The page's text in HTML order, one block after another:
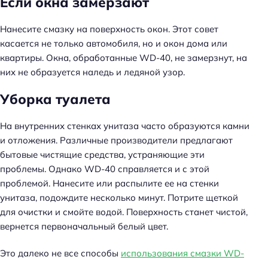
Нанесите смазку на поверхность окон. Этот совет
касается не только автомобиля, но и окон дома или
квартиры. Окна, обработанные WD-40, не замерзнут, на
них не образуется наледь и ледяной узор.
Уборка туалета
На внутренних стенках унитаза часто образуются камни
и отложения. Различные производители предлагают
бытовые чистящие средства, устраняющие эти
проблемы. Однако WD-40 справляется и с этой
проблемой. Нанесите или распылите ее на стенки
унитаза, подождите несколько минут. Потрите щеткой
для очистки и смойте водой. Поверхность станет чистой,
вернется первоначальный белый цвет.
Это далеко не все способы использования смазки WD-